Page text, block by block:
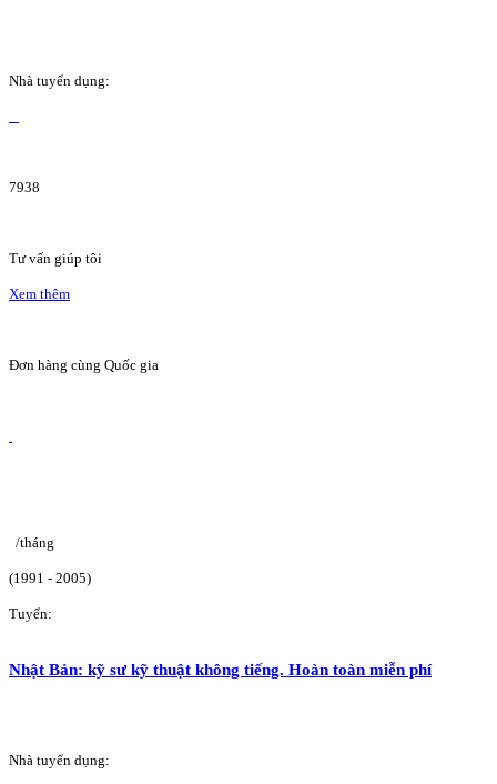
Nhà tuyển dụng:
7938
Tư vấn giúp tôi
Xem thêm
Đơn hàng cùng Quốc gia
/tháng
(1991 - 2005)
Tuyển:
Nhật Bản: kỹ sư kỹ thuật không tiếng. Hoàn toàn miễn phí
Nhà tuyển dụng: